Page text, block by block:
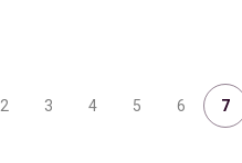
2 3 4 5 6 7